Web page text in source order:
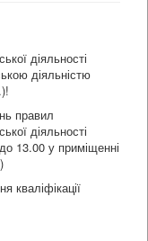
діяльності
діяльністю
правил
діяльності
13.00 у приміщенні
кваліфікації